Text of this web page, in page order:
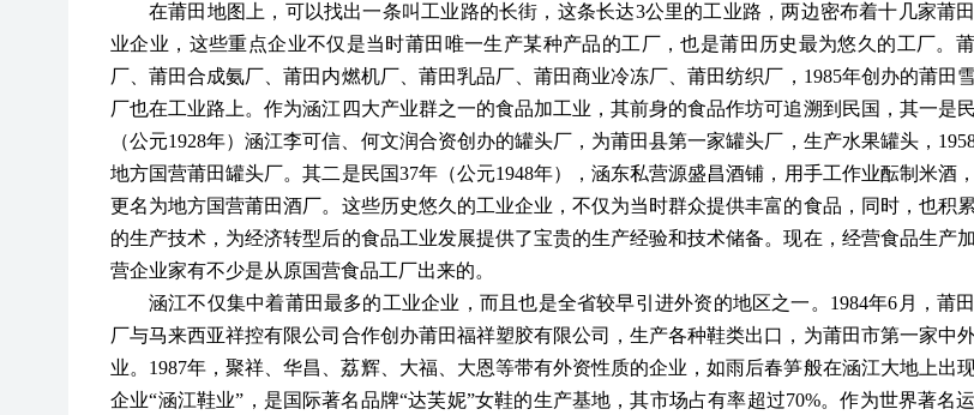
在莆田地图上，可以找出一条叫工业路的长街，这条长达3公里的工业路，两边密布着十几家莆
业企业，这些重点企业不仅是当时莆田唯一生产某种产品的工厂，也是莆田历史最为悠久的工厂。
厂、莆田合成氨厂、莆田内燃机厂、莆田乳品厂、莆田商业冷冻厂、莆田纺织厂，1985年创办的莆田
厂也在工业路上。作为涵江四大产业群之一的食品加工业，其前身的食品作坊可追溯到民国，其一是
（公元1928年）涵江李可信、何文润合资创办的罐头厂，为莆田县第一家罐头厂，生产水果罐头，
地方国营莆田罐头厂。其二是民国37年（公元1948年），涵东私营源盛昌酒铺，用手工作业酝制米酒
更名为地方国营莆田酒厂。这些历史悠久的工业企业，不仅为当时群众提供丰富的食品，同时，也积
的生产技术，为经济转型后的食品工业发展提供了宝贵的生产经验和技术储备。现在，经营食品生产
营企业家有不少是从原国营食品工厂出来的。
涵江不仅集中着莆田最多的工业企业，而且也是全省较早引进外资的地区之一。 1984年6月，莆
厂与马来西亚祥控有限公司合作创办莆田福祥塑胶有限公司，生产各种鞋类出口，为莆田市第一家中
业。1987年，聚祥、华昌、荔辉、大福、大恩等带有外资性质的企业，如雨后春笋般在涵江大地上出
企业“涵江鞋业”，是国际著名品牌“达芙妮”女鞋的生产基地，其市场占有率超过70%。作为世界著名